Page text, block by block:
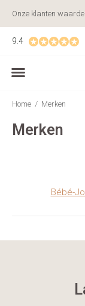
9.4
Onze klanten
Home Merken
Merken
Bébé-